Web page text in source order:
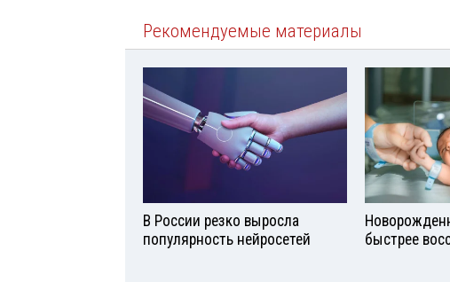
Рекомендуемые материалы
В России резко выросла
популярность нейросетей
быстрее